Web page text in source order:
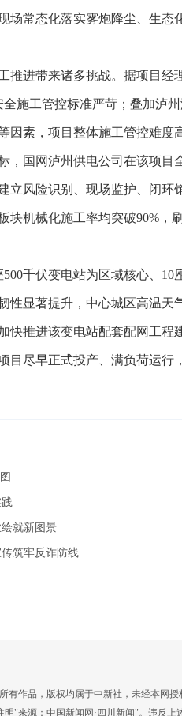
场常态化落实雾炮降尘、生态
进带来诸多挑战。据项目经
施工管控标准严苛；叠加泸
素，项目整体施工管控难度
国网泸州供电公司在该项目
立风险识别、现场监护、闭环
块机械化施工率均突破90%，
千伏变电站为区域核心、10
显著提升，中心城区高温天
推进该变电站配套配网工程
目尽早正式投产、满负荷运行
就新图景
筑牢反诈防线
作品，版权均属于中新社，未经本网授
"来源：中国新闻网·四川新闻"。违反